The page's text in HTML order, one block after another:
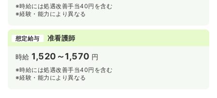
※時給には処遇改善手当40円を含む
※経験・能力により異なる
想定給与 准看護師
時給 1,520～1,570 円
※時給には処遇改善手当40円を含む
※経験・能力により異なる